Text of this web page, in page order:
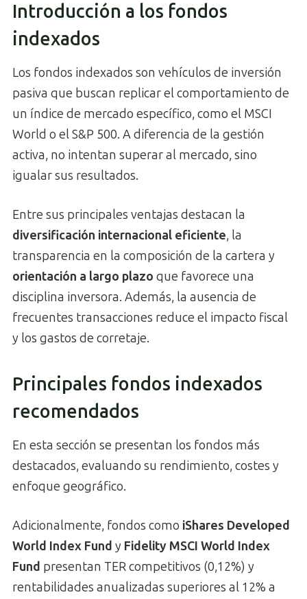
Introducción a los fondos
indexados
Los fondos indexados son vehículos de inversión
pasiva que buscan replicar el comportamiento de
un índice de mercado específico, como el MSCI
World o el S&P 500. A diferencia de la gestión
activa, no intentan superar al mercado, sino
igualar sus resultados.
Entre sus principales ventajas destacan la
diversificación internacional eficiente, la
transparencia en la composición de la cartera y
orientación a largo plazo que favorece una
disciplina inversora. Además, la ausencia de
frecuentes transacciones reduce el impacto fiscal
y los gastos de corretaje.
Principales fondos indexados
recomendados
En esta sección se presentan los fondos más
destacados, evaluando su rendimiento, costes y
enfoque geográfico.
Adicionalmente, fondos como iShares Developed
World Index Fund y Fidelity MSCI World Index
Fund presentan TER competitivos (0,12%) y
rentabilidades anualizadas superiores al 12% a